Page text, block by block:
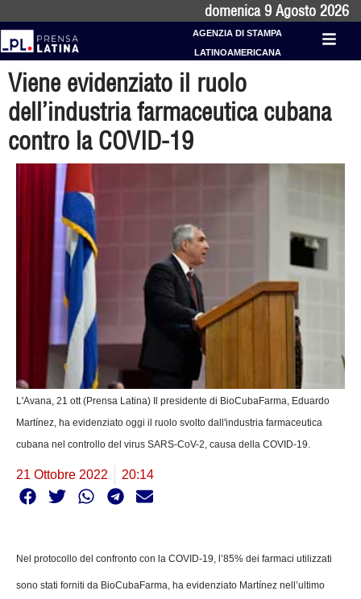
domenica 9 Agosto 2026
AGENZIA DI STAMPA
LATINOAMERICANA
Viene evidenziato il ruolo
dell’industria farmaceutica cubana
contro la COVID-19
L'Avana, 21 ott (Prensa Latina) Il presidente di BioCubaFarma, Eduardo
Martínez, ha evidenziato oggi il ruolo svolto dall'industria farmaceutica
cubana nel controllo del virus SARS-CoV-2, causa della COVID-19.
21 Ottobre 2022 20:14
Nel protocollo del confronto con la COVID-19, l’85% dei farmaci utilizzati
sono stati forniti da BioCubaFarma, ha evidenziato Martínez nell’ultimo